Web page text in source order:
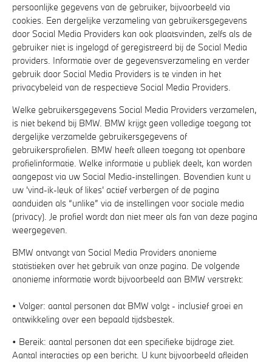
persoonlijke gegevens van de gebruiker, bijvoorbeeld via
cookies. Een dergelijke verzameling van gebruikersgegevens
door Social Media Providers kan ook plaatsvinden, zelfs als de
gebruiker niet is ingelogd of geregistreerd bij de Social Media
providers. Informatie over de gegevensverzameling en verder
gebruik door Social Media Providers is te vinden in het
privacybeleid van de respectieve Social Media Providers.
Welke gebruikersgegevens Social Media Providers verzamelen,
is niet bekend bij BMW. BMW krijgt geen volledige toegang tot
dergelijke verzamelde gebruikersgegevens of
gebruikersprofielen. BMW heeft alleen toegang tot openbare
profielinformatie. Welke informatie u publiek deelt, kan worden
aangepast via uw Social Media-instellingen. Bovendien kunt u
uw 'vind-ik-leuk of likes' actief verbergen of de pagina
aanduiden als “unlike” via de instellingen voor sociale media
(privacy). Je profiel wordt dan niet meer als fan van deze pagina
weergegeven.
BMW ontvangt van Social Media Providers anonieme
statistieken over het gebruik van onze pagina. De volgende
anonieme informatie wordt bijvoorbeeld aan BMW verstrekt:
• Volger: aantal personen dat BMW volgt - inclusief groei en
ontwikkeling over een bepaald tijdsbestek.
• Bereik: aantal personen dat een specifieke bijdrage ziet.
Aantal interacties op een bericht. U kunt bijvoorbeeld afleiden